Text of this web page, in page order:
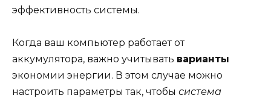
эффективность системы.
Когда ваш компьютер работает от
аккумулятора, важно учитывать варианты
экономии энергии. В этом случае можно
настроить параметры так, чтобы система